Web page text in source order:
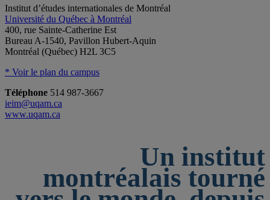
Institut d’études internationales de Montréal
Université du Québec à Montréal
400, rue Sainte-Catherine Est
Bureau A-1540, Pavillon Hubert-Aquin
Montréal (Québec) H2L 3C5
* Voir le plan du campus
Téléphone 514 987-3667
ieim@uqam.ca
www.uqam.ca
Un institut
montréalais tourné